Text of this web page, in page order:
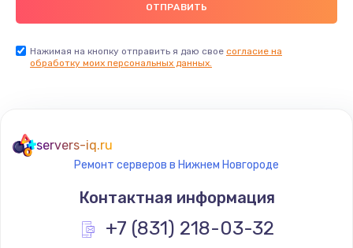
Нажимая на кнопку отправить я даю свое согласие на
обработку моих персональных данных.
servers-iq.ru
Ремонт серверов в Нижнем Новгороде
Контактная информация
+7 (831) 218-03-32